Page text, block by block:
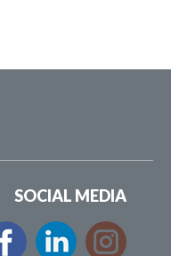
SOCIAL MEDIA